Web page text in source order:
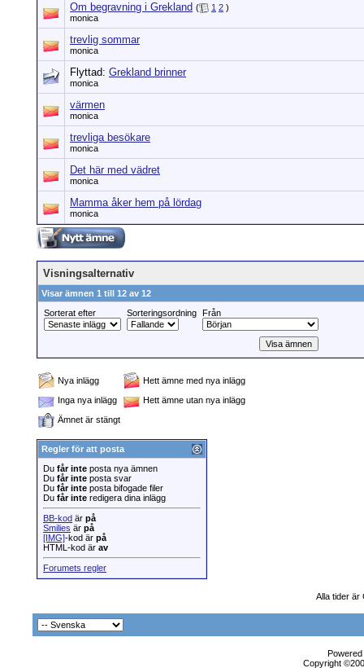
Om begravning i Grekland ( 1 2 )
monica
trevlig sommar
monica
Flyttad: Grekland brinner
monica
värmen
monica
trevliga besökare
monica
Det här med vädret
monica
Mamma åker hem på lördag
monica
Visningsalternativ
Visar ämnen 1 till 12 av 12
Sorterat efter
Sorteringsordning Från
Nya inlägg
Hett ämne med nya inlägg
Inga nya inlägg
Hett ämne utan nya inlägg
Ämnet är stängt
Regler för att posta
Du får inte posta nya ämnen
Du får inte posta svar
Du får inte posta bifogade filer
Du får inte redigera dina inlägg
BB-kod är på
Smilies är på
[IMG]-kod är på
HTML-kod är av
Forumets regler
Alla tider är
Copyright